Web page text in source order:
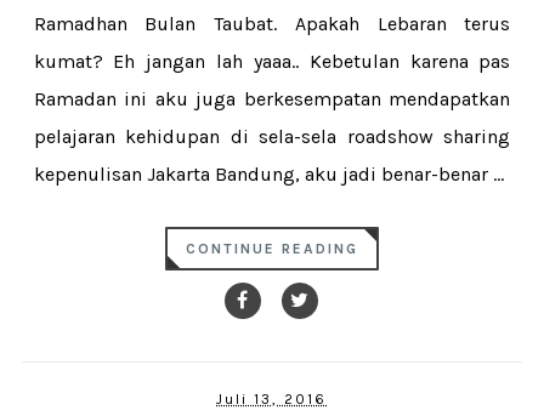
Ramadhan Bulan Taubat. Apakah Lebaran terus
kumat? Eh jangan lah yaaa.. Kebetulan karena pas
Ramadan ini aku juga berkesempatan mendapatkan
pelajaran kehidupan di sela-sela roadshow sharing
kepenulisan Jakarta Bandung, aku jadi benar-benar ...
CONTINUE READING
Juli 13, 2016